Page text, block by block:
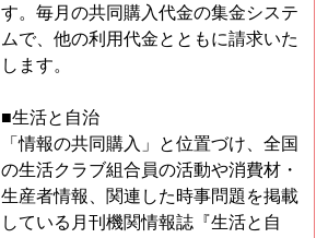
す。毎月の共同購入代金の集金システ
ムで、他の利用代金とともに請求いた
します。
■生活と自治
「情報の共同購入」と位置づけ、全国
の生活クラブ組合員の活動や消費材・
生産者情報、関連した時事問題を掲載
している月刊機関情報誌『生活と自